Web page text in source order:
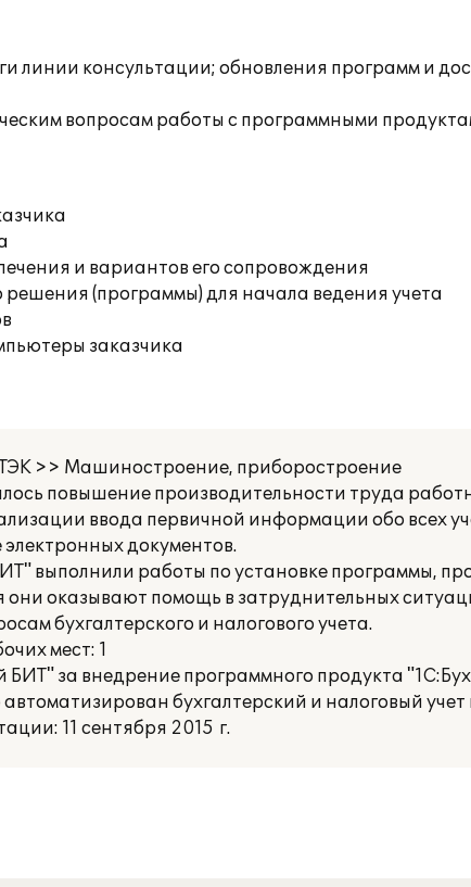
линии консультации; обновления программ и
вопросам работы с программными
и вариантов его сопровождения
(программы) для начала ведения учета
заказчика
>> Машиностроение, приборостроение
повышение производительности труда
ввода первичной информации обо всех
документов.
выполнили работы по установке программы,
они оказывают помощь в затруднительных
бухгалтерского и налогового учета.
мест: 1
за внедрение программного продукта
бухгалтерский и налоговый
11 сентября 2015 г.